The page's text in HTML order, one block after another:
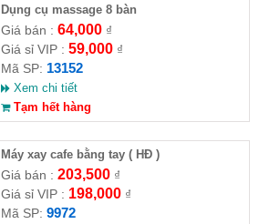
Dụng cụ massage 8 bàn
Giá bán : 64,000₫
Giá sỉ VIP : 59,000₫
Mã SP: 13152
Xem chi tiết
Tạm hết hàng
Máy xay cafe bằng tay ( HĐ )
Giá bán : 203,500₫
Giá sỉ VIP : 198,000₫
Mã SP: 9972